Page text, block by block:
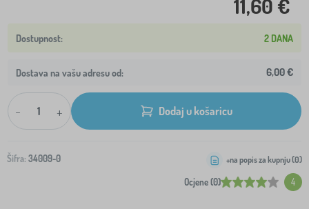
11,60 €
2 DANA
Dostava na vašu adresu od: 6,00 €
- + Dodaj u košaricu
Šifra: 34009-0
Ocjene (0) 4
+na popis za kupnju (0)